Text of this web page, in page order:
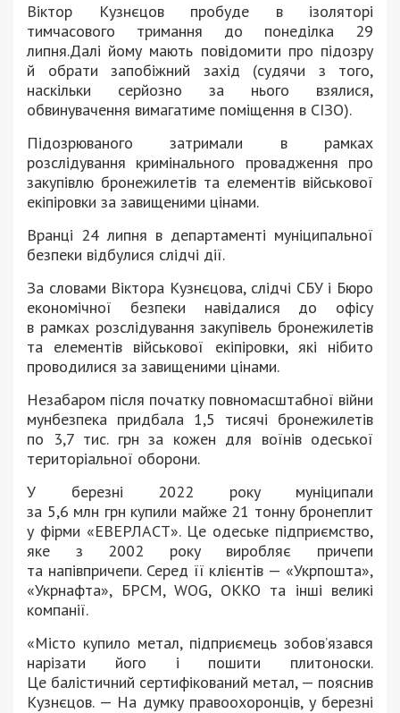
Віктор Кузнєцов пробуде в ізоляторі
тимчасового тримання до понеділка 29
липня.Далі йому мають повідомити про підозру
й обрати запобіжний захід (судячи з того,
наскільки серйозно за нього взялися,
обвинувачення вимагатиме поміщення в СІЗО).
Підозрюваного затримали в рамках
розслідування кримінального провадження про
закупівлю бронежилетів та елементів військової
екіпіровки за завищеними цінами.
Вранці 24 липня в департаменті муніципальної
безпеки відбулися слідчі дії.
За словами Віктора Кузнєцова, слідчі СБУ і Бюро
економічної безпеки навідалися до офісу
в рамках розслідування закупівель бронежилетів
та елементів військової екіпіровки, які нібито
проводилися за завищеними цінами.
Незабаром після початку повномасштабної війни
мунбезпека придбала 1,5 тисячі бронежилетів
по 3,7 тис. грн за кожен для воїнів одеської
територіальної оборони.
У березні 2022 року муніципали
за 5,6 млн грн купили майже 21 тонну бронеплит
у фірми «ЕВЕРЛАСТ». Це одеське підприємство,
яке з 2002 року виробляє причепи
та напівпричепи. Серед її клієнтів — «Укрпошта»,
«Укрнафта», БРСМ, WOG, OKKO та інші великі
компанії.
«Місто купило метал, підприємець зобов’язався
нарізати його і пошити плитоноски.
Це балістичний сертифікований метал, — пояснив
Кузнєцов. — На думку правоохоронців, у березні